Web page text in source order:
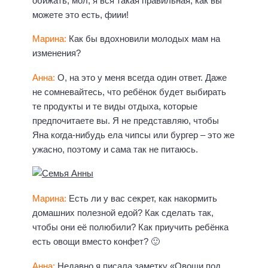
можете это есть, фиии!
Марина: Как бы вдохновили молодых мам на
изменения?
Анна: О, на это у меня всегда один ответ. Даже
не сомневайтесь, что ребёнок будет выбирать
те продукты и те виды отдыха, которые
предпочитаете вы. Я не представляю, чтобы
Яна когда-нибудь ела чипсы или бургер – это же
ужасно, поэтому и сама так не питаюсь.
Марина: Есть ли у вас секрет, как накормить
домашних полезной едой? Как сделать так,
чтобы они её полюбили? Как приучить ребёнка
есть овощи вместо конфет? 🙂
Анна: Недавно я писала заметку «Овощи под